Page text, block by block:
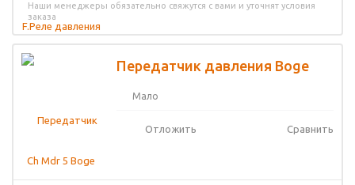
Наши менеджеры обязательно свяжутся с вами и уточнят условия
заказа
Передатчик давления Boge
Мало
Отложить Сравнить